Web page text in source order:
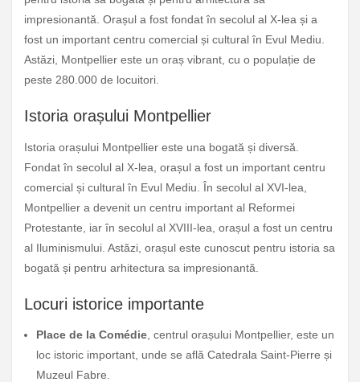
impresionantă. Orașul a fost fondat în secolul al X-lea și a
fost un important centru comercial și cultural în Evul Mediu.
Astăzi, Montpellier este un oraș vibrant, cu o populație de
peste 280.000 de locuitori.
Istoria orașului Montpellier
Istoria orașului Montpellier este una bogată și diversă.
Fondat în secolul al X-lea, orașul a fost un important centru
comercial și cultural în Evul Mediu. În secolul al XVI-lea,
Montpellier a devenit un centru important al Reformei
Protestante, iar în secolul al XVIII-lea, orașul a fost un centru
al Iluminismului. Astăzi, orașul este cunoscut pentru istoria sa
bogată și pentru arhitectura sa impresionantă.
Locuri istorice importante
Place de la Comédie , centrul orașului Montpellier, este un
loc istoric important, unde se află Catedrala Saint-Pierre și
Muzeul Fabre.